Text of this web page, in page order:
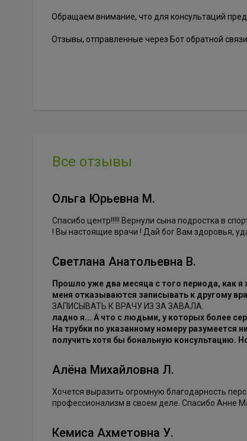
Обращаем внимание, что для консультаций
Отзывы, отправленные через Бот обратной
Все отзывы
Ольга Юрьевна М.
Спасибо центр!!!!! Вернули сына подростка в
! Вы настоящие врачи ! Дай бог Вам здоровья,
Светлана Анатольевна В.
Прошло уже два месяца с того периода, как я
меня отказываются записывать к другому
ЗАПИСЫВАТЬ К ВРАЧУ ИЗ ЗА ЗАВАЛА.
ладно я... А что с людьми, у которых более
На трубки по указанному номеру разумеется
получить хотя бы бональную консультацию.
Алёна Михайловна Л.
Хочется выразить огромную благодарность
профессионализм в своем деле. Спасибо Анне
Кемиса Ахметовна У.